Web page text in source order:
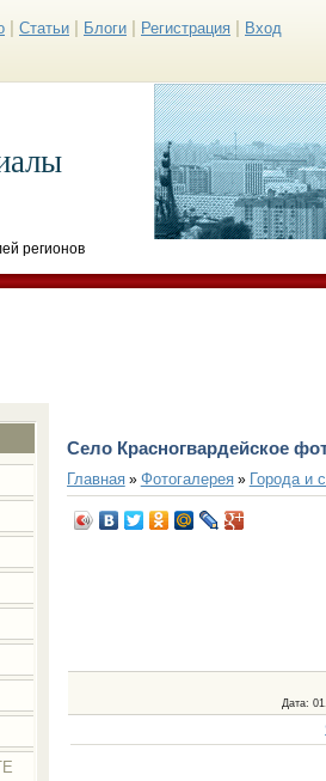
Статьи Блоги Регистрация Вход
регионов
Село Красногвардейское
Главная» Фотогалерея» Города и
Дата: